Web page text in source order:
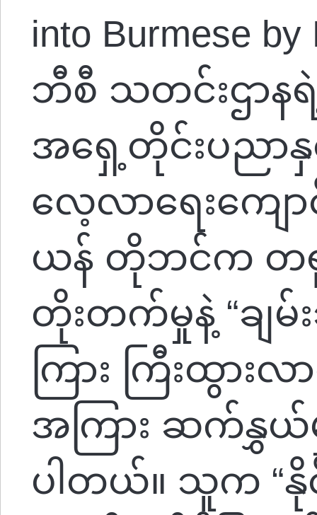
into Burmese
ဘီစီ သတင်းဌာန
အရှေ့တိုင်းပညာ
လေ့လာရေးကျေ
ယန် တိုဘင်က တရု
တိုးတက်မှုနဲ့ “ချ
ကြား ကြီးထွား
အကြား ဆက်နွှယ်
ပါတယ်။ သူက “